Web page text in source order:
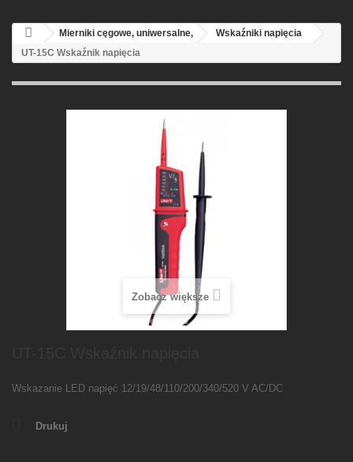
Mierniki cęgowe, uniwersalne,
Wskaźniki napięcia
UT-15C Wskaźnik napięcia
Zobacz większe
Wskazanie LED napięć 12/19/48/110/200/340/520 V AC/DC
Drukuj